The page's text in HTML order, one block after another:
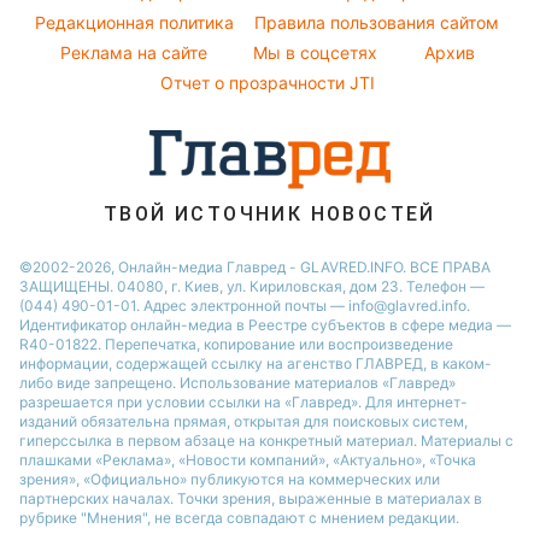
Потап
София Ротару
Погода на завтра
Пылевая буря
Редакционная политика
Правила пользования сайтом
Реклама на сайте
Мы в соцсетях
Архив
Отчет о прозрачности JTI
ТВОЙ ИСТОЧНИК НОВОСТЕЙ
©2002-2026, Онлайн-медиа Главред - GLAVRED.INFO. ВСЕ ПРАВА
ЗАЩИЩЕНЫ. 04080, г. Киев, ул. Кириловская, дом 23. Телефон —
(044) 490-01-01. Адрес электронной почты — info@glavred.info.
Идентификатор онлайн-медиа в Реестре cубъектов в сфере медиа —
R40-01822. Перепечатка, копирование или воспроизведение
информации, содержащей ссылку на агенство ГЛАВРЕД, в каком-
либо виде запрещено. Использование материалов «Главред»
разрешается при условии ссылки на «Главред». Для интернет-
изданий обязательна прямая, открытая для поисковых систем,
гиперссылка в первом абзаце на конкретный материал. Материалы с
плашками «Реклама», «Новости компаний», «Актуально», «Точка
зрения», «Официально» публикуются на коммерческих или
партнерских началах. Точки зрения, выраженные в материалах в
рубрике "Мнения", не всегда совпадают с мнением редакции.